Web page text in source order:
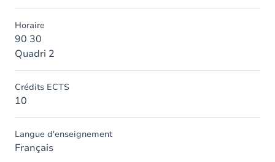
Horaire
90 30
Quadri 2
Crédits ECTS
10
Langue d'enseignement
Français